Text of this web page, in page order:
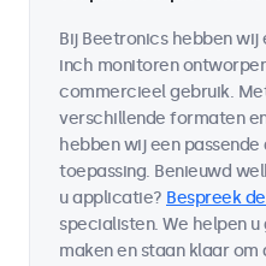
Bij Beetronics hebben wij
inch monitoren
commercieel gebruik.
verschillende formaten
hebben wij een
toepassing. Benieuwd
u applicatie? Bespreek
specialisten. We helpen
maken en staan klaar om